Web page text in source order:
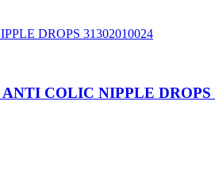
COLIC NIPPLE DROPS